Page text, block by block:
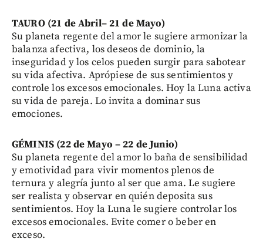
TAURO (21 de Abril– 21 de Mayo)
Su planeta regente del amor le sugiere armonizar la
balanza afectiva, los deseos de dominio, la
inseguridad y los celos pueden surgir para sabotear
su vida afectiva. Aprópiese de sus sentimientos y
controle los excesos emocionales. Hoy la Luna activa
su vida de pareja. Lo invita a dominar sus
emociones.
GÉMINIS (22 de Mayo – 22 de Junio)
Su planeta regente del amor lo baña de sensibilidad
y emotividad para vivir momentos plenos de
ternura y alegría junto al ser que ama. Le sugiere
ser realista y observar en quién deposita sus
sentimientos. Hoy la Luna le sugiere controlar los
excesos emocionales. Evite comer o beber en
exceso.